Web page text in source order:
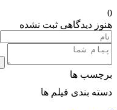
0
هنوز دیدگاهی ثبت نشده
برچسب ها
دسته بندی فیلم ها